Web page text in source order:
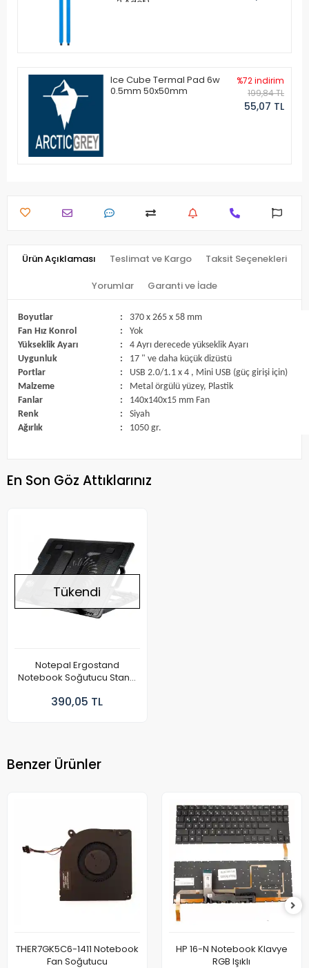
Ice Cube Termal Pad 6w
0.5mm 50x50mm
%72 indirim
199,84 TL
55,07 TL
Ürün Açıklaması Teslimat ve Kargo Taksit Seçenekleri
Yorumlar Garanti ve İade
Boyutlar :
370 x 265 x 58 mm
Fan Hız Konrol
:
Yok
Yükseklik Ayarı
:
4 Ayrı derecede yükseklik Ayarı
Uygunluk
:
17 " ve daha küçük dizüstü
Portlar
:
USB 2.0/1.1 x 4 , Mini USB (güç girişi için)
Malzeme
:
Metal örgülü yüzey, Plastik
Fanlar
:
140x140x15 mm Fan
Renk
:
Siyah
Ağırlık
: 1050 gr.
En Son Göz Attıklarınız
Tükendi
Notepal Ergostand
Notebook Soğutucu Stand
390,05 TL
Benzer Ürünler
THER7GK5C6-1411 Notebook
Fan Soğutucu
HP 16-N Notebook Klavye
RGB Işıklı